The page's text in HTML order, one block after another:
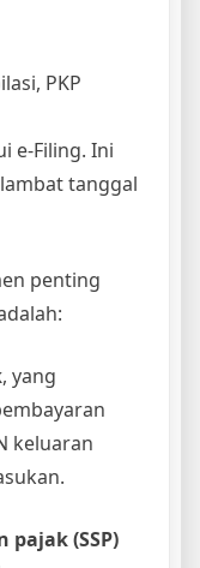
PKP
e-Filing. Ini
tanggal
penting
, yang
keluaran
(SSP)